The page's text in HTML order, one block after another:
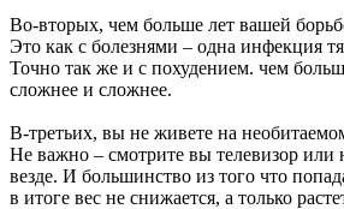
Во-вторых, чем больше лет вашей
Это как с болезнями – одна инфекция
Точно так же и с похудением. чем
сложнее и сложнее.
В-третьих, вы не живете на
Не важно – смотрите вы телевизор
везде. И большинство из того что
в итоге вес не снижается, а только